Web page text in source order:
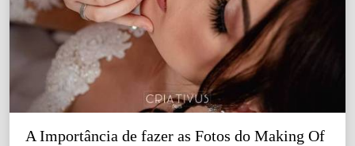
A Importância de fazer as Fotos do Making Of